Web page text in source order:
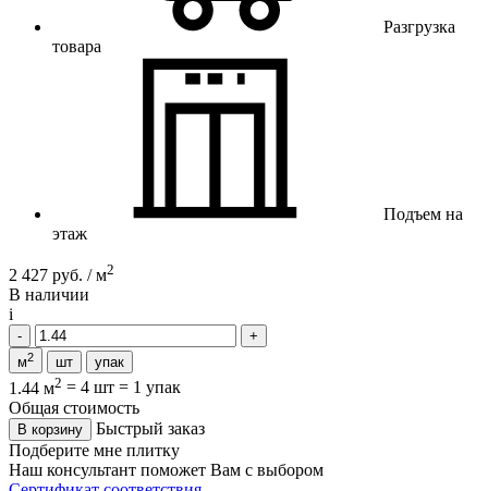
Разгрузка
товара
Подъем на
этаж
2 427 руб. / м2
В наличии
i
м2 шт упак
1.44 м2 = 4 шт = 1 упак
Общая стоимость
В корзину
Быстрый заказ
Подберите мне плитку
Наш консультант поможет Вам с выбором